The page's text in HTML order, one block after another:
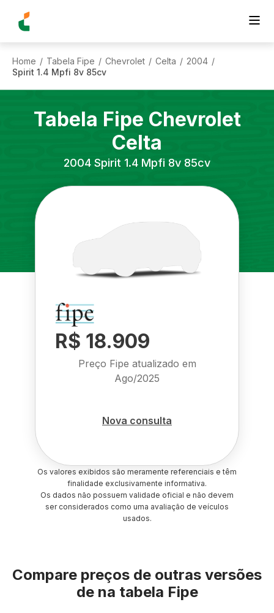
Home / Tabela Fipe / Chevrolet / Celta / 2004 /
Spirit 1.4 Mpfi 8v 85cv
Tabela Fipe Chevrolet
Celta
2004 Spirit 1.4 Mpfi 8v 85cv
R$ 18.909
Preço Fipe atualizado em
Ago/2025
Nova consulta
Os valores exibidos são meramente referenciais e têm
finalidade exclusivamente informativa.
Os dados não possuem validade oficial e não devem
ser considerados como uma avaliação de veículos
usados.
Compare preços de outras versões
de na tabela Fipe